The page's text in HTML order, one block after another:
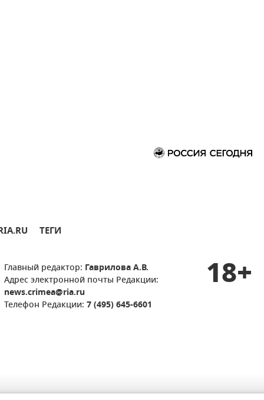
ТЕГИ
Главный редактор: Гаврилова А.В.
Адрес электронной почты Редакции:
news.crimea@ria.ru
Телефон Редакции: 7 (495) 645-6601
18+